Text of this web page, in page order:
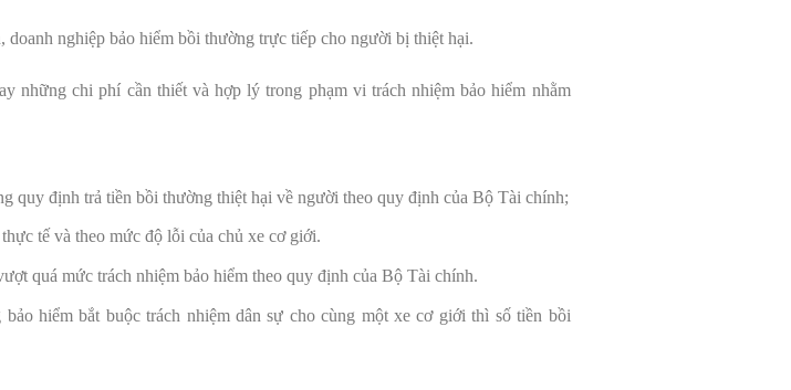
nghiệp bảo hiểm bồi thường trực tiếp cho người bị thiệt hại.
những chi phí cần thiết và hợp lý trong phạm vi trách nhiệm bảo hiểm nhằm
quy định trả tiền bồi thường thiệt hại về người theo quy định của Bộ Tài chính;
tế và theo mức độ lỗi của chủ xe cơ giới.
quá mức trách nhiệm bảo hiểm theo quy định của Bộ Tài chính.
hiểm bắt buộc trách nhiệm dân sự cho cùng một xe cơ giới thì số tiền bồi